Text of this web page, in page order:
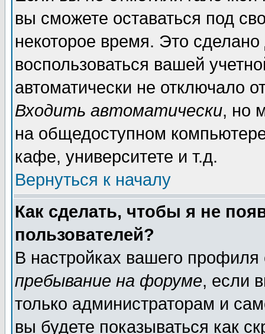
вы сможете оставаться под
некоторое время. Это
воспользоваться вашей
автоматически не отключало
Входить автоматически, но
на общедоступном
кафе, университете и т.д.
Вернуться к началу
Как сделать, чтобы я не
пользователей?
В настройках вашего
пребывание на форуме, если
только администраторам и
вы будете показываться как